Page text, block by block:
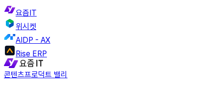
요즘IT
위시켓
AIDP - AX
Rise ERP
콘텐츠프로덕트 밸리